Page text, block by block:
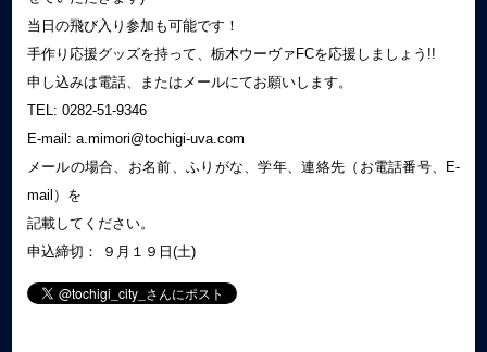
当日の飛び入り参加も可能です！
手作り応援グッズを持って、栃木ウーヴァFCを応援しましょう!!
申し込みは電話、またはメールにてお願いします。
TEL: 0282-51-9346
E-mail: a.mimori@tochigi-uva.com
メールの場合、お名前、ふりがな、学年、連絡先（お電話番号、E-
mail）を
記載してください。
申込締切： ９月１９日(土)